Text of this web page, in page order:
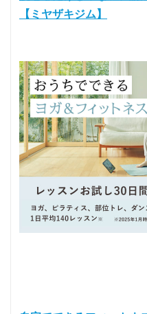
【ミヤザキジム】